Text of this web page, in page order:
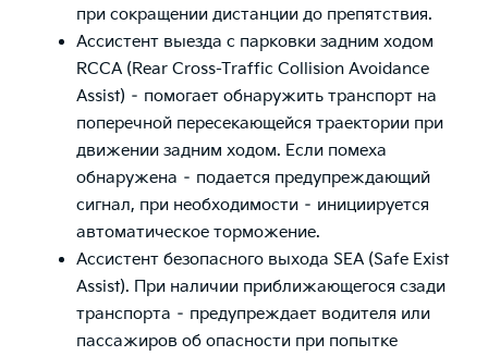
при сокращении дистанции до препятствия.
Ассистент выезда с парковки задним ходом
RCCA (Rear Cross-Traffic Collision Avoidance
Assist) – помогает обнаружить транспорт на
поперечной пересекающейся траектории при
движении задним ходом. Если помеха
обнаружена – подается предупреждающий
сигнал, при необходимости – инициируется
автоматическое торможение.
Ассистент безопасного выхода SEA (Safe Exist
Assist). При наличии приближающегося сзади
транспорта – предупреждает водителя или
пассажиров об опасности при попытке